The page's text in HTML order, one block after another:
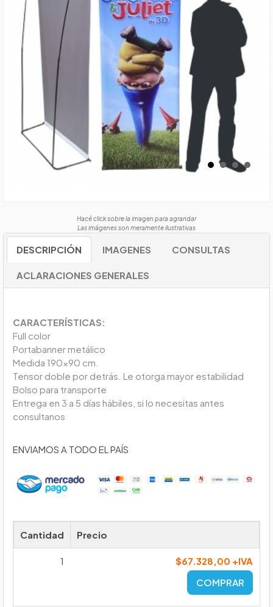
Hacé click sobre la imagen para agrandar
Las imágenes son meramente ilustrativas
DESCRIPCIÓN IMAGENES CONSULTAS
ACLARACIONES GENERALES
CARACTERÍSTICAS:
Full color
Portabanner metálico
Medida 190x90 cm.
Tensor doble por detrás. Le otorga mayor estabilidad
Bolso para transporte
Entrega en 3 a 5 días hábiles, si lo necesitas antes
consultanos
ENVIAMOS A TODO EL PAÍS
Cantidad Precio
1
$67.328,00 +IVA
COMPRAR